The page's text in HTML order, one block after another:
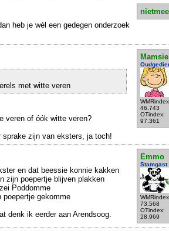
heb je wél een gedegen onderzoek
Mamsie
46.743
OTindex:
97.361
met witte veren
veren of óók witte veren?
zijn van eksters, ja toch!
Emmo
Stamgast
73.568
OTindex:
28.969
en dat beessie konnie kakken
zijn poepertje blijven plakken
Poddomme
poepertje gekomme
denk ik eerder aan Arendsoog.